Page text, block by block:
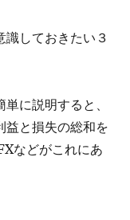
しておきたい３
に説明すると、
益と損失の総和を
などがこれにあ